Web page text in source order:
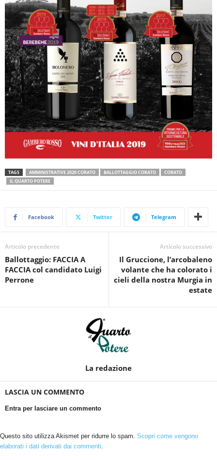
TAGS AMMINISTRATIVE 2020 CORATO BALLOTTAGGIO CORATO
CORATO
IL QUARTO POTERE
Facebook Twitter Telegram
Articolo precedente
Ballottaggio: FACCIA A
FACCIA col candidato Luigi
Perrone
Articolo successivo
Il Gruccione, l’arcobaleno
volante che ha colorato i
cieli della nostra Murgia in
estate
La redazione
LASCIA UN COMMENTO
Entra per lasciare un commento
Questo sito utilizza Akismet per ridurre lo spam. Scopri come vengono
elaborati i dati derivati dai commenti